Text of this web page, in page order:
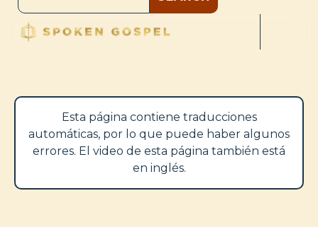
Esta página contiene traducciones
automáticas, por lo que puede haber algunos
errores. El video de esta página también está
en inglés.